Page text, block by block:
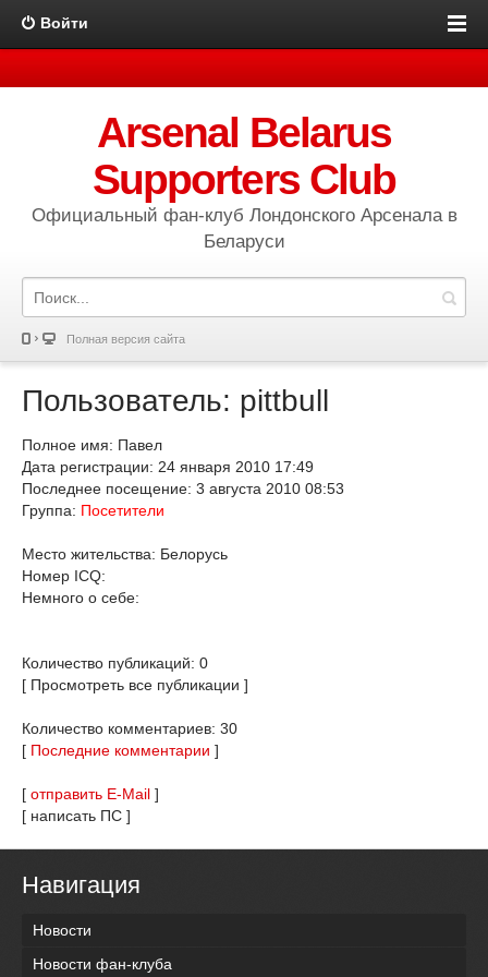
Войти
Arsenal Belarus
Supporters Club
Официальный фан-клуб Лондонского Арсенала в
Беларуси
Полная версия сайта
Пользователь: pittbull
Полное имя: Павел
Дата регистрации: 24 января 2010 17:49
Последнее посещение: 3 августа 2010 08:53
Группа: Посетители
Место жительства: Белорусь
Номер ICQ:
Немного о себе:
Количество публикаций: 0
[ Просмотреть все публикации ]
Количество комментариев: 30
[ Последние комментарии ]
[ отправить E-Mail ]
[ написать ПС ]
Навигация
Новости
Новости фан-клуба